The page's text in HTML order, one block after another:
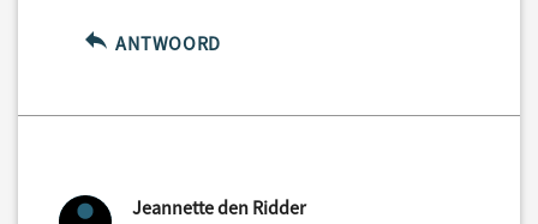
ANTWOORD
Jeannette den Ridder